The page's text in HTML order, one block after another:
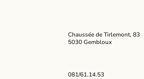
Chaussée de Tirlemont, 83
5030 Gembloux
081/61.14.53